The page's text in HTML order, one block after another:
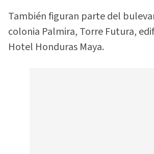
También figuran parte del
colonia Palmira, Torre Futura,
Hotel Honduras Maya.